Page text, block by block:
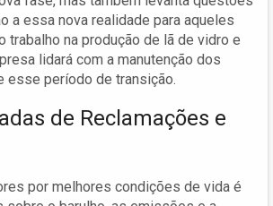
a essa nova realidade para aqueles
trabalho na produção de lã de vidro e
lidará com a manutenção dos
esse período de transição.
de Reclamações e
por melhores condições de vida é